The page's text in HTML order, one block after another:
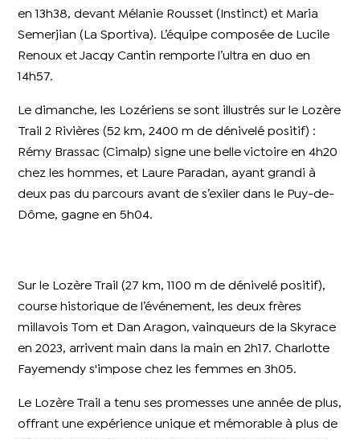
en 13h38, devant Mélanie Rousset (Instinct) et Maria
Semerjian (La Sportiva). L’équipe composée de Lucile
Renoux et Jacqy Cantin remporte l’ultra en duo en
14h57.
Le dimanche, les Lozériens se sont illustrés sur le Lozère
Trail 2 Rivières (52 km, 2400 m de dénivelé positif) :
Rémy Brassac (Cimalp) signe une belle victoire en 4h20
chez les hommes, et Laure Paradan, ayant grandi à
deux pas du parcours avant de s’exiler dans le Puy-de-
Dôme, gagne en 5h04.
Sur le Lozère Trail (27 km, 1100 m de dénivelé positif),
course historique de l’événement, les deux frères
millavois Tom et Dan Aragon, vainqueurs de la Skyrace
en 2023, arrivent main dans la main en 2h17. Charlotte
Fayemendy s'impose chez les femmes en 3h05.
Le Lozère Trail a tenu ses promesses une année de plus,
offrant une expérience unique et mémorable à plus de